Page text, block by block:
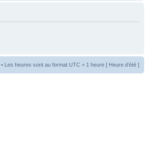
• Les heures sont au format UTC + 1 heure [ Heure d’été ]